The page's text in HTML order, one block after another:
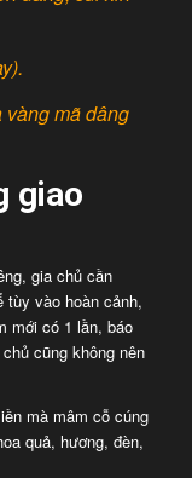
mã dâng
giao
gia chủ cần
vào hoàn cảnh,
mới có 1 lần, báo
cũng không nên
mà mâm cỗ cúng
quả, hương, đèn,